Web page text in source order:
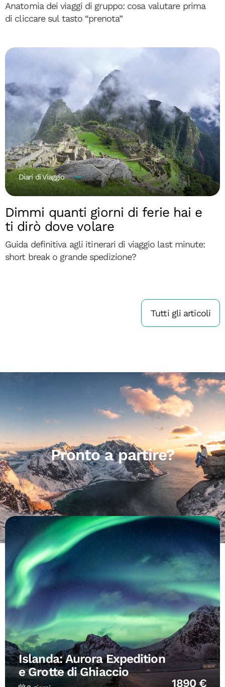
Anatomia dei viaggi di gruppo: cosa valutare prima
di cliccare sul tasto “prenota”
Diari di Viaggio
Dimmi quanti giorni di ferie hai e
ti dirò dove volare
Guida definitiva agli itinerari di viaggio last minute:
short break o grande spedizione?
Tutti gli articoli
Pronto a partire?
Islanda: Aurora Expedition
e Grotte di Ghiaccio
1890 €